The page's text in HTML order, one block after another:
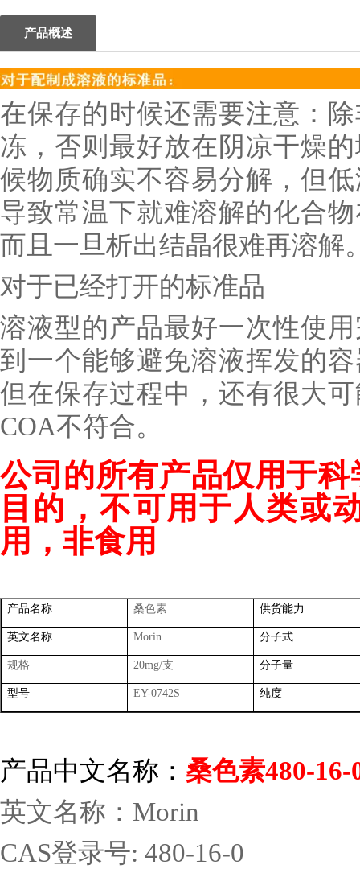
产品概述
在保存的时候还需要注意：
冻，否则最好放在阴凉干燥
候物质确实不容易分解，但
导致常温下就难溶解的化合
而且一旦析出结晶很难再溶解
对于已经打开的标准品
溶液型的产品最好一次性使
到一个能够避免溶液挥发的
但在保存过程中，还有很大
COA不符合。
公司的所有产品仅用于
目的，不可用于人类或
用，非食用
产品名称 桑色素 供货能力
英文名称 Morin 分子式
规格 20mg/支 分子量
型号 EY-0742S 纯度
产品中文名称： 桑色素480-16-
英文名称： Morin
CAS登录号: 480-16-0